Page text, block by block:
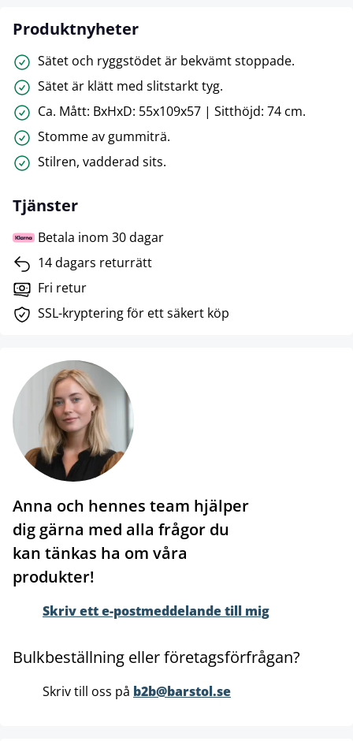
Produktnyheter
Sätet och ryggstödet är bekvämt stoppade.
Sätet är klätt med slitstarkt tyg.
Ca. Mått: BxHxD: 55x109x57 | Sitthöjd: 74 cm.
Stomme av gummiträ.
Stilren, vadderad sits.
Tjänster
Betala inom 30 dagar
14 dagars returrätt
Fri retur
SSL-kryptering för ett säkert köp
Anna och hennes team hjälper
dig gärna med alla frågor du
kan tänkas ha om våra
produkter!
Skriv ett e-postmeddelande till mig
Bulkbeställning eller företagsförfrågan?
Skriv till oss på b2b@barstol.se